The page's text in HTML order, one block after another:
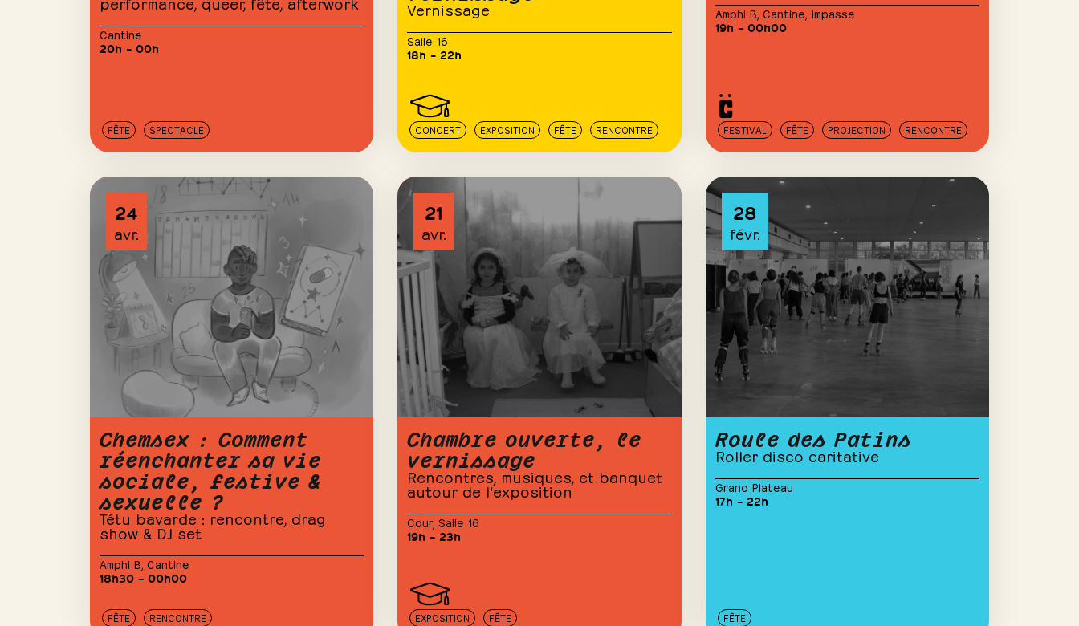
Cantine
20h – 00h
FÊTE SPECTACLE
Vernissage
Salle 16
18h – 22h
CONCERT EXPOSITION FÊTE RENCONTRE
Amphi B Cantine Impasse
19h – 00h00
FESTIVAL FÊTE PROJECTION RENCONTRE
24
avr.
Chemsex : Comment
réenchanter sa vie
sociale, festive &
sexuelle ?
Tétu bavarde : rencontre, drag
show & DJ set
Amphi B Cantine
18h30 – 00h00
FÊTE RENCONTRE
21
avr.
Chambre ouverte, le
vernissage
Rencontres, musiques, et banquet
autour de l'exposition
Cour,Salle 16
19h – 23h
EXPOSITION FÊTE
28
févr.
Roule des Patins
Roller disco caritative
Grand Plateau
17h – 22h
FÊTE